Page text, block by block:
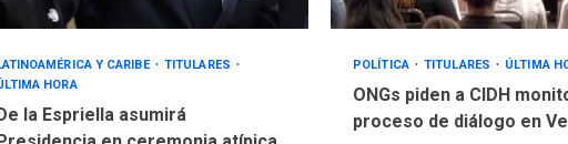
Y CARIBE
TITULARES
HORA
De la Espriella asumirá
POLÍTICA TITULARES ÚLTIMA
ONGs piden a CIDH
proceso de diálogo en